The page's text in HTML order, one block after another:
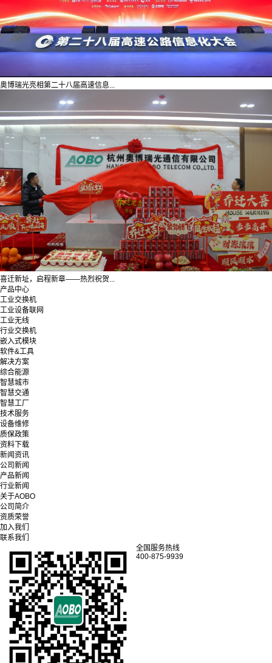
奥博瑞光亮相第二十八届高速信息...
喜迁新址，启程新章——热烈祝贺...
产品中心
工业交换机
工业设备联网
工业无线
行业交换机
嵌入式模块
软件&工具
解决方案
综合能源
智慧城市
智慧交通
智慧工厂
技术服务
设备维修
质保政策
资料下载
新闻资讯
公司新闻
产品新闻
行业新闻
关于AOBO
公司简介
资质荣誉
加入我们
联系我们
全国服务热线
400-875-9939